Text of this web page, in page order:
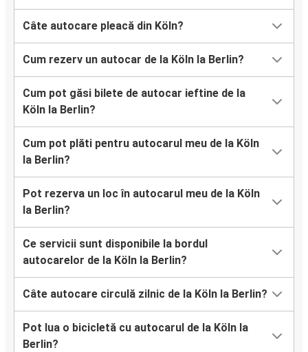
Câte autocare pleacă din Köln?
Cum rezerv un autocar de la Köln la Berlin?
Cum pot găsi bilete de autocar ieftine de la
Köln la Berlin?
Cum pot plăti pentru autocarul meu de la Köln
la Berlin?
Pot rezerva un loc în autocarul meu de la Köln
la Berlin?
Ce servicii sunt disponibile la bordul
autocarelor de la Köln la Berlin?
Câte autocare circulă zilnic de la Köln la Berlin?
Pot lua o bicicletă cu autocarul de la Köln la
Berlin?